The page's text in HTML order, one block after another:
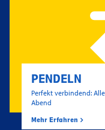
PENDELN
Perfekt verbindend:
Abend
Mehr Erfahren